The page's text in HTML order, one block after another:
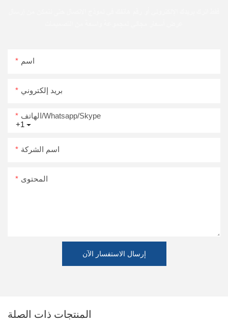
اسم
بريد إلكتروني
+1
الهاتف/Whatsapp/Skype
اسم الشركة
المحتوى
إرسال الاستفسار الآن
المنتجات ذات الصلة